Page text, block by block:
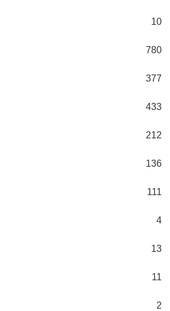
10
780
377
433
212
136
111
4
13
11
2